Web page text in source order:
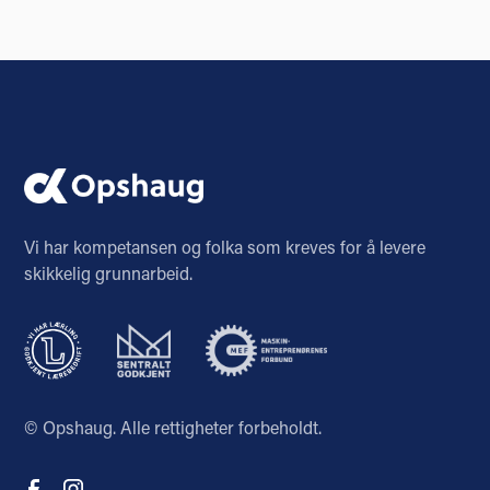
Vi har kompetansen og folka som kreves for å levere
skikkelig grunnarbeid.
© Opshaug. Alle rettigheter forbeholdt.